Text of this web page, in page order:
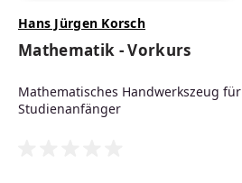
Hans Jürgen Korsch
Mathematik - Vorkurs
Mathematisches Handwerkszeug für
Studienanfänger